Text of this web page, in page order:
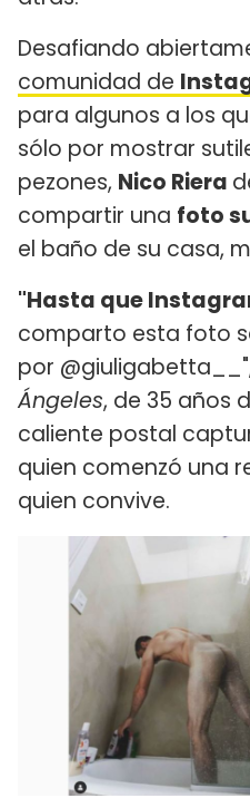
Desafiando
comunidad de
para algunos a los
sólo por mostrar
pezones, Nico Riera
compartir una foto
el baño de su casa,
"Hasta que
comparto esta foto
por
Ángeles, de 35 años
caliente postal
quien comenzó una
quien convive.